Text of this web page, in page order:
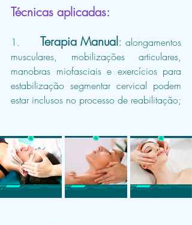
Técnicas aplicadas:
1. Terapia Manual: alongamentos
musculares, mobilizações articulares,
manobras miofasciais e exercícios para
estabilização segmentar cervical podem
estar inclusos no processo de reabilitação;